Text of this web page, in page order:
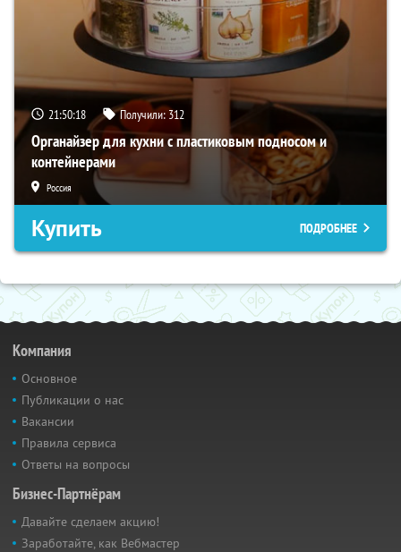
21:50:17 Получили: 312
Органайзер для кухни с пластиковым подносом и
контейнерами
Россия
Купить ПОДРОБНЕЕ
Компания
Основное
Публикации о нас
Вакансии
Правила сервиса
Ответы на вопросы
Бизнес-Партнёрам
Давайте сделаем акцию!
Заработайте, как Вебмастер